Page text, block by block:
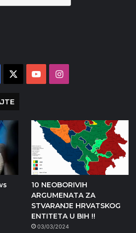
Facebook YouTubeInstagram
10 NEOBORIVIH
ARGUMENATA ZA
STVARANJE HRVATSKOG
ENTITETA U BIH !!
03/03/2024